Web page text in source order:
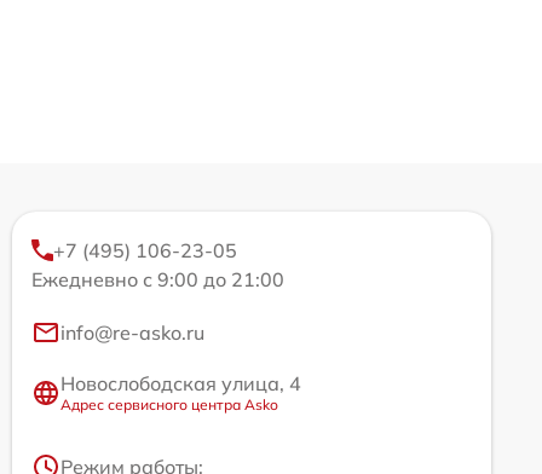
+7 (495) 106-23-05
Ежедневно с 9:00 до 21:00
info@re-asko.ru
Новослободская улица, 4
Адрес сервисного центра Asko
Режим работы: